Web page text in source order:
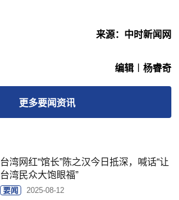
来源：中时新闻网
编辑︱杨睿奇
更多要闻资讯
台湾网红“馆长”陈之汉今日抵深，喊话“让
台湾民众大饱眼福”
要闻 2025-08-12